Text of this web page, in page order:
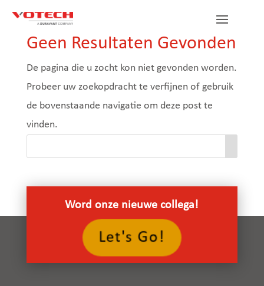
Geen Resultaten Gevonden
De pagina die u zocht kon niet gevonden worden.
Probeer uw zoekopdracht te verfijnen of gebruik
de bovenstaande navigatie om deze post te
vinden.
Word onze nieuwe collega!
Let's Go!